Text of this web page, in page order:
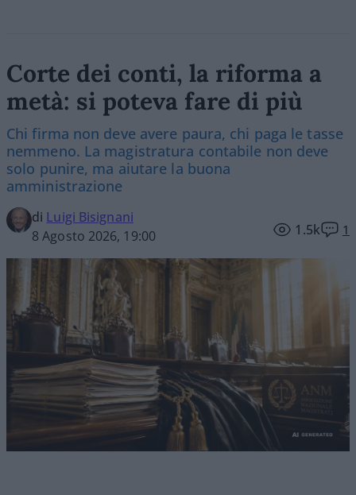
Corte dei conti, la riforma a
metà: si poteva fare di più
Chi firma non deve avere paura, chi paga le tasse
nemmeno. La magistratura contabile non deve
solo punire, ma aiutare la buona
amministrazione
di Luigi Bisignani
8 Agosto 2026, 19:00
1.5k 1